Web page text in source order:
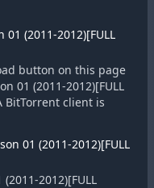
(2011-2012)[FULL
button on this page
01 (2011-2012)[FULL
BitTorrent client is
01 (2011-2012)[FULL
2012)[FULL